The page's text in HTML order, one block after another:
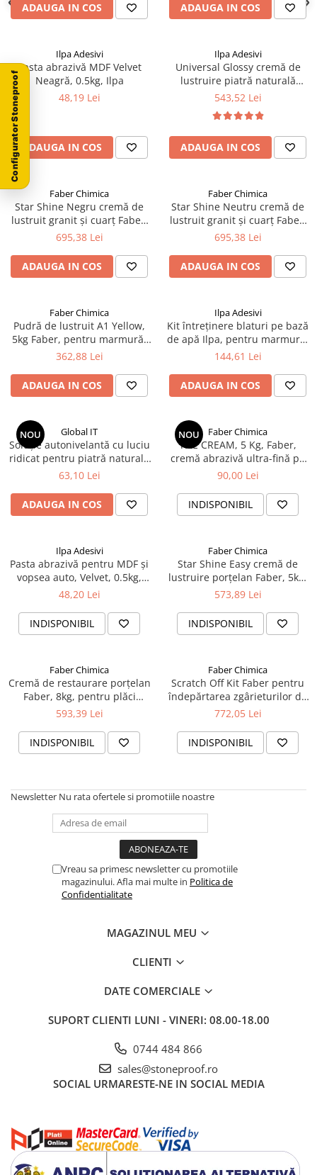
ADAUGA IN COS ADAUGA IN COS
Ilpa Adesivi
Pasta abrazivă MDF Velvet
Neagră, 0.5kg, Ilpa
48,19 Lei
ADAUGA IN COS
Ilpa Adesivi
Universal Glossy cremă de
lustruire piatră naturală
Faber, 5kg, pe bază de apă
543,52 Lei
ADAUGA IN COS
Faber Chimica
Star Shine Negru cremă de
lustruit granit și cuarț Faber,
5kg, pe bază de apă
695,38 Lei
ADAUGA IN COS
Faber Chimica
Star Shine Neutru cremă de
lustruit granit și cuarț Faber,
5kg, pe bază de apă
695,38 Lei
ADAUGA IN COS
Faber Chimica
Pudră de lustruit A1 Yellow,
5kg Faber, pentru marmură,
calcar, travertin și aglomerate
362,88 Lei
ADAUGA IN COS
Ilpa Adesivi
Kit întreținere blaturi pe bază
de apă Ilpa, pentru marmură,
granit și gresie
144,61 Lei
ADAUGA IN COS
NOU Global IT
Soluție autonivelantă cu luciu
ridicat pentru piatră naturală
(High Lux), 750 ml, GLOBALIT
63,10 Lei
ADAUGA IN COS
NOU Faber Chimica
TILE CREAM, 5 Kg, Faber,
cremă abrazivă ultra-fină pe
bază de apă pentru marmură,
ceramică, FABER
90,00 Lei
INDISPONIBIL
Ilpa Adesivi
Pasta abrazivă pentru MDF și
vopsea auto, Velvet, 0.5kg,
Ilpa
48,20 Lei
INDISPONIBIL
Faber Chimica
Star Shine Easy cremă de
lustruire porțelan Faber, 5kg,
pe bază de apă
573,89 Lei
INDISPONIBIL
Faber Chimica
Cremă de restaurare porțelan
Faber, 8kg, pentru plăci
porțelanate lustruite și
593,39 Lei
INDISPONIBIL
Faber Chimica
Scratch Off Kit Faber pentru
îndepărtarea zgârieturilor de
pe plăci ceramice porțelanate
772,05 Lei
INDISPONIBIL
Newsletter Nu rata ofertele si promotiile noastre
Vreau sa primesc newsletter cu promotiile
magazinului. Afla mai multe in Politica de
Confidentialitate
MAGAZINUL MEU
CLIENTI
DATE COMERCIALE
SUPORT CLIENTI LUNI - VINERI: 08.00-18.00
0744 484 866
sales@stoneproof.ro
SOCIAL URMARESTE-NE IN SOCIAL MEDIA
Configurator Stoneproof